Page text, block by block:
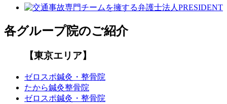
各グループ院のご紹介
【東京エリア】
ゼロスポ鍼灸・整骨院
たから鍼灸整骨院
ゼロスポ鍼灸・整骨院